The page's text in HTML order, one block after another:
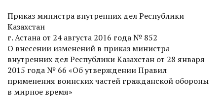
Приказ министра внутренних дел Респуб­лики
Казахстан
г. Астана от 24 августа 2016 года № 852
О внесении изменений в приказ министра
внутренних дел Респуб­лики Казахстан от 28 января
2015 года № 66 «Об утверждении Правил
применения воинских частей гражданской обороны
в мирное время»